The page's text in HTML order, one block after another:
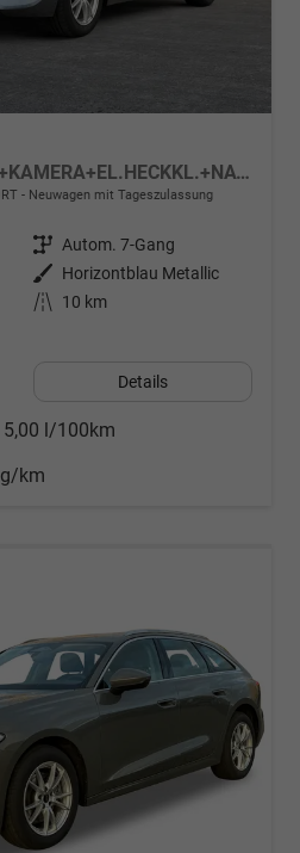
Basis *SOFORT* AHK+KAMERA+EL.HECKKL.+NAVI+SHZ+17 LM
Neuwagen mit Tageszulassung
Getriebe Autom. 7-Gang
Außenfarbe
Horizontblau Metallic
Kilometerstand
10 km
Details
5,00 l/100km
km